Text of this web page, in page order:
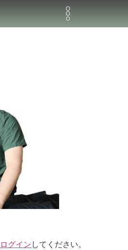
ログイン してください。